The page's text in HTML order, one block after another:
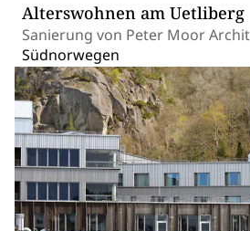
Alterswohnen am Uetliberg
Sanierung von Peter Moor
Südnorwegen